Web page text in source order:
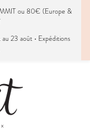
ou 80€ (Europe &
23 août • Expéditions